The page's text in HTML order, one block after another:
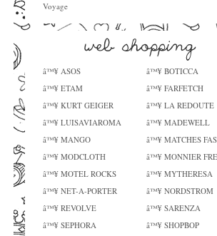
Voyage
â™¥ ASOS
â™¥ BOTICCA
â™¥ ETAM
â™¥ FARFETCH
â™¥ KURT GEIGER
â™¥ LA REDOUTE
â™¥ LUISAVIAROMA
â™¥ MADEWELL
â™¥ MANGO
â™¥ MATCHES
â™¥ MODCLOTH
â™¥ MONNIER
â™¥ MOTEL ROCKS
â™¥ MYTHERESA
â™¥ NET-A-PORTER
â™¥ NORDSTROM
â™¥ REVOLVE
â™¥ SARENZA
â™¥ SEPHORA
â™¥ SHOPBOP